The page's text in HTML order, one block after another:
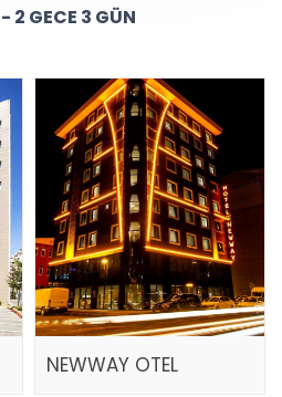
2 GECE 3 GÜN
NEWWAY OTEL